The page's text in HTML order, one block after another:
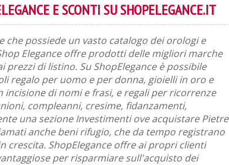
E SCONTI SU SHOPELEGANCE.IT
che possiede un vasto catalogo dei orologi e
Elegance offre prodotti delle migliori marche
prezzi di listino. Su ShopElegance è possibile
regalo per uomo e per donna, gioielli in oro e
di nomi e frasi, e regali per ricorrenze
compleanni, cresime, fidanzamenti,
una sezione Investimenti ove acquistare Pietre
anche beni rifugio, che da tempo registrano
crescita. ShopElegance offre ai propri clienti
per risparmiare sull'acquisto dei